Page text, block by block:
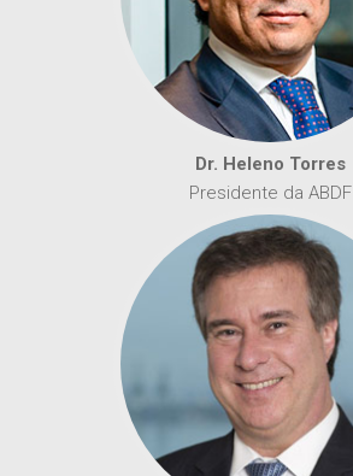
Dr. Heleno Torres
Presidente da ABDF